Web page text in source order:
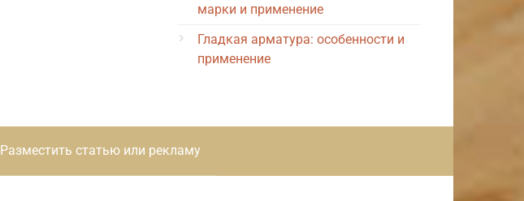
марки и применение
Гладкая арматура: особенности и
применение
Разместить статью или рекламу